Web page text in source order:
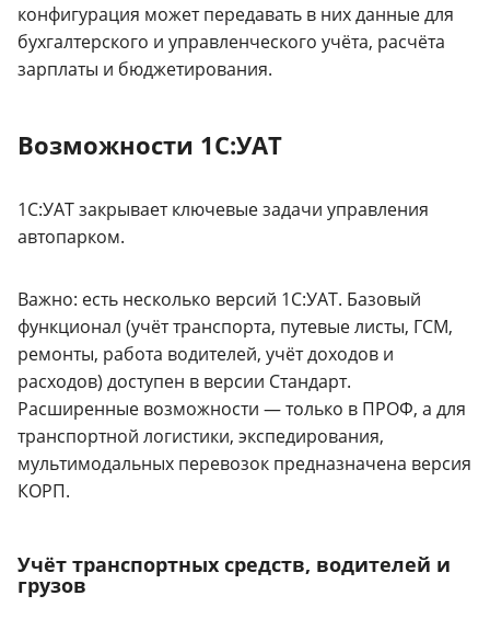
конфигурация может передавать в них данные для
бухгалтерского и управленческого учёта, расчёта
зарплаты и бюджетирования.
Возможности 1С:УАТ
1С:УАТ закрывает ключевые задачи управления
автопарком.
Важно: есть несколько версий 1С:УАТ. Базовый
функционал (учёт транспорта, путевые листы, ГСМ,
ремонты, работа водителей, учёт доходов и
расходов) доступен в версии Стандарт.
Расширенные возможности — только в ПРОФ, а для
транспортной логистики, экспедирования,
мультимодальных перевозок предназначена версия
КОРП.
Учёт транспортных средств, водителей и
грузов